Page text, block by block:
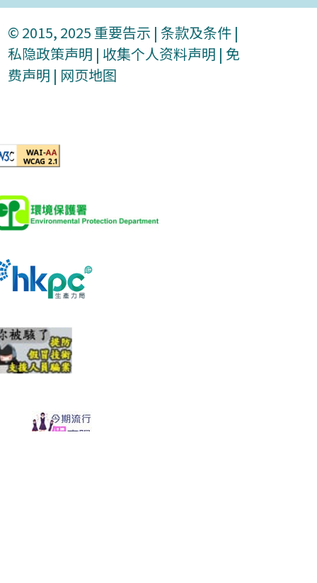
© 2015, 2025 重要告示 | 条款及条件 |
私隐政策声明 | 收集个人资料声明 | 免
费声明 | 网页地图